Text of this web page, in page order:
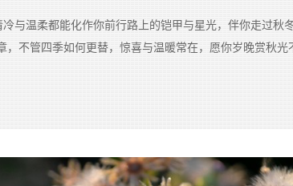
与温柔都能化作你前行路上的铠甲与星光，伴你走过秋
不管四季如何更替，惊喜与温暖常在，愿你岁晚赏秋光